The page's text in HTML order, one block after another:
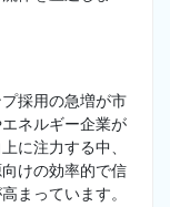
採用の急増が市
ネルギー企業が
に注力する中、
けの効率的で信
まっています。